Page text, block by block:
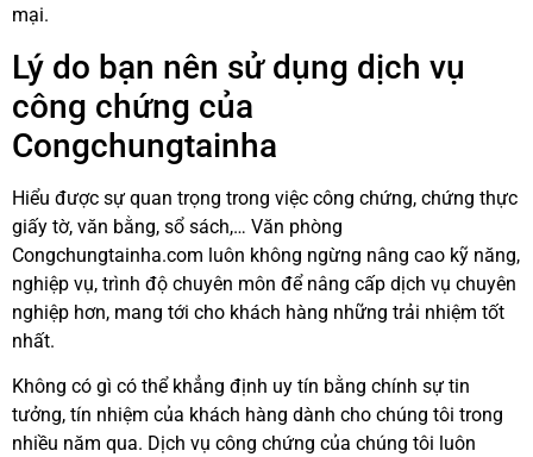
mại.
Lý do bạn nên sử dụng dịch vụ
công chứng của
Congchungtainha
Hiểu được sự quan trọng trong việc công chứng, chứng thực
giấy tờ, văn bằng, sổ sách,… Văn phòng
Congchungtainha.com luôn không ngừng nâng cao kỹ năng,
nghiệp vụ, trình độ chuyên môn để nâng cấp dịch vụ chuyên
nghiệp hơn, mang tới cho khách hàng những trải nhiệm tốt
nhất.
Không có gì có thể khẳng định uy tín bằng chính sự tin
tưởng, tín nhiệm của khách hàng dành cho chúng tôi trong
nhiều năm qua. Dịch vụ công chứng của chúng tôi luôn